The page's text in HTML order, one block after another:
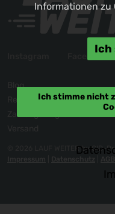
Facebook
Blog
Reklamation / Kontakt
Zahlungsmöglichkeiten
© 2026 LAUF WEITER by GID-
Impressum
Datenschutz AGB
Informationen zu
Ich
Ich stimme nicht